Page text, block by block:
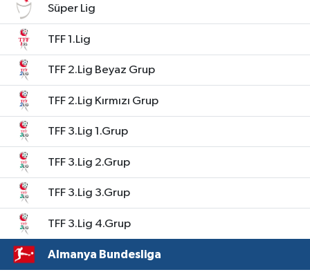
Süper Lig
TFF 1.Lig
TFF 2.Lig Beyaz Grup
TFF 2.Lig Kırmızı Grup
TFF 3.Lig 1.Grup
TFF 3.Lig 2.Grup
TFF 3.Lig 3.Grup
TFF 3.Lig 4.Grup
Almanya Bundesliga